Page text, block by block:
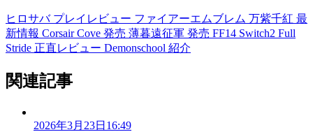
ヒロサバ プレイレビュー ファイアーエムブレム 万紫千紅 最
新情報 Corsair Cove 発売 薄暮遠征軍 発売 FF14 Switch2 Full
Stride 正直レビュー Demonschool 紹介
関連記事
2026年3月23日16:49